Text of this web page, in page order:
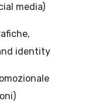
media)
identity